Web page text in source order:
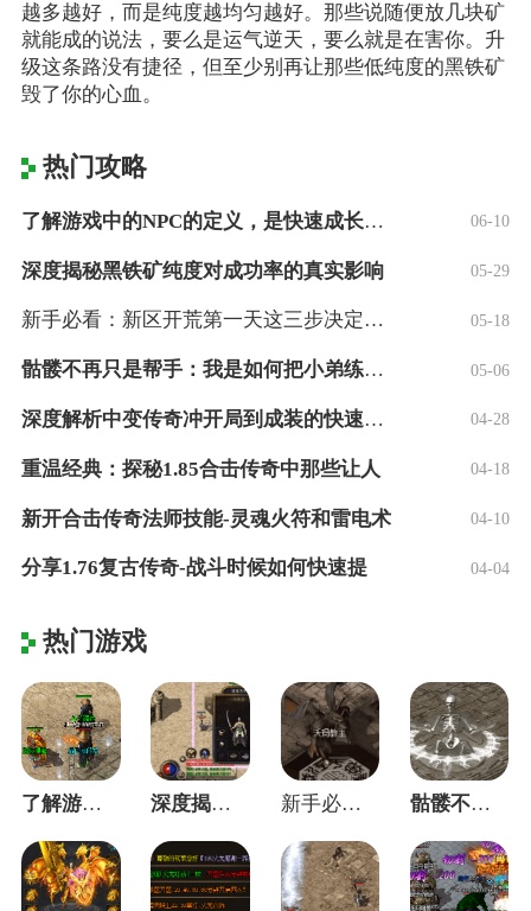
越多越好，而是纯度越均匀越好。那些说随便放几块矿
就能成的说法，要么是运气逆天，要么就是在害你。升
级这条路没有捷径，但至少别再让那些低纯度的黑铁矿
毁了你的心血。
热门攻略
了解游戏中的NPC的定义，是快速成长的快 06-10
深度揭秘黑铁矿纯度对成功率的真实影响 05-29
新手必看：新区开荒第一天这三步决定你的成 05-18
骷髅不再只是帮手：我是如何把小弟练成大哥 05-06
深度解析中变传奇冲开局到成装的快速之路！ 04-28
重温经典：探秘1.85合击传奇中那些让人 04-18
新开合击传奇法师技能-灵魂火符和雷电术 04-10
分享1.76复古传奇-战斗时候如何快速提 04-04
热门游戏
了解游戏中的NPC的定义，是快速成长的快 深度揭秘黑铁矿纯度对成功率的真实影响 新手必看：新区开荒第一天这三步决定你的成 骷髅不再只是帮手：我是如何把小弟练成大哥